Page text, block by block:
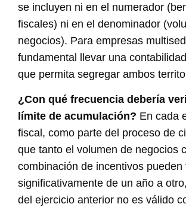
se incluyen ni en el numerador
fiscales) ni en el denominador
negocios). Para empresas
fundamental llevar una
que permita segregar ambos
¿Con qué frecuencia debería
límite de acumulación? En cada
fiscal, como parte del proceso de
que tanto el volumen de negocios
combinación de incentivos pueden
significativamente de un año a
del ejercicio anterior no es válido